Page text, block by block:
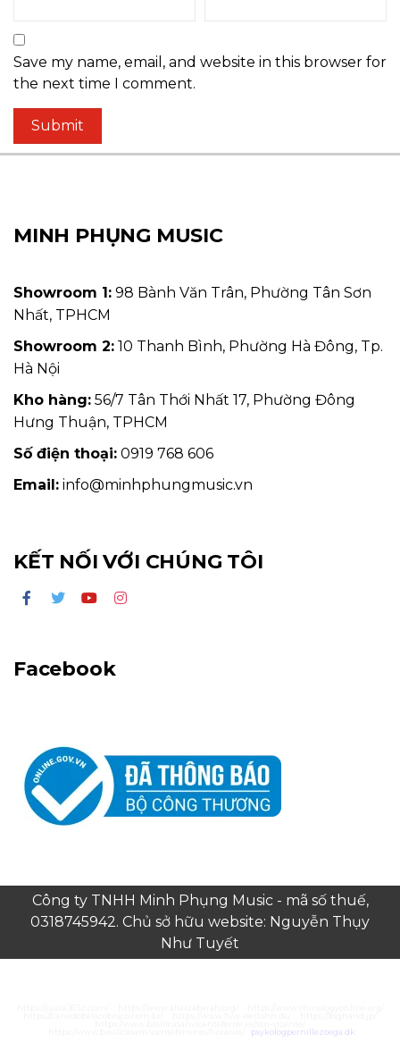
Save my name, email, and website in this browser for
the next time I comment.
MINH PHỤNG MUSIC
Showroom 1: 98 Bành Văn Trân, Phường Tân Sơn
Nhất, TPHCM
Showroom 2: 10 Thanh Bình, Phường Hà Đông, Tp.
Hà Nội
Kho hàng: 56/7 Tân Thới Nhất 17, Phường Đông
Hưng Thuận, TPHCM
Số điện thoại: 0919 768 606
Email: info@minhphungmusic.vn
KẾT NỐI VỚI CHÚNG TÔI
Facebook
Công ty TNHH Minh Phụng Music - mã số thuế,
0318745942. Chủ sở hữu website: Nguyễn Thụy
Như Tuyết
psykologpernillezoega.dk